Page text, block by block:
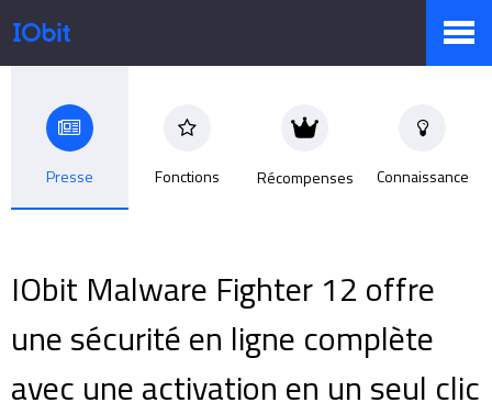
Produits
Boutique
Centre de presse
Support
Presse Fonctions Récompenses Connaissance
IObit Malware Fighter 12 offre
une sécurité en ligne complète
avec une activation en un seul clic